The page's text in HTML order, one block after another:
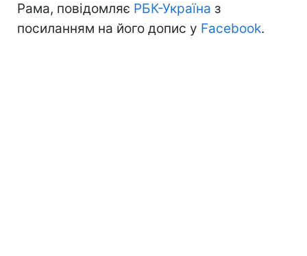
Рама, повідомляє РБК-Україна з
посиланням на його допис у Facebook.